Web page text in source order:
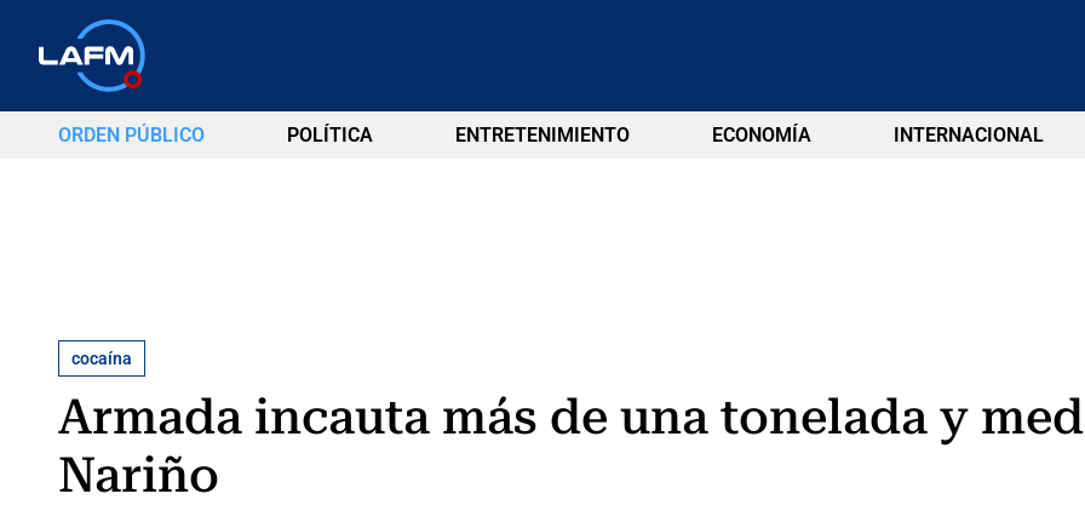
ORDEN PÚBLICO POLÍTICA ENTRETENIMIENTO ECONOMÍA INTERNACIONAL
cocaína
Armada incauta más de una tonelada y
Nariño